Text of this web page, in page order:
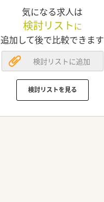
気になる求人は
検討リスト に
追加して後で比較できます
検討リストに追加
検討リストを見る